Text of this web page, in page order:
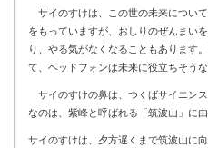
サイのすけは、この世の未来につい
をもっていますが、おしりのぜんまい
り、やる気がなくなることもあります
て、ヘッドフォンは未来に役立ちそう
サイのすけの鼻は、つくばサイエン
なのは、紫峰と呼ばれる「筑波山」に由
サイのすけは、夕方遅くまで筑波山に